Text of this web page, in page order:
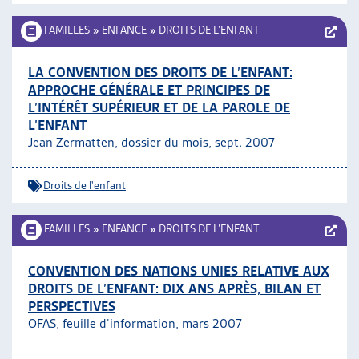
FAMILLES » ENFANCE » DROITS DE L’ENFANT
LA CONVENTION DES DROITS DE L’ENFANT:
APPROCHE GÉNÉRALE ET PRINCIPES DE
L’INTÉRÊT SUPÉRIEUR ET DE LA PAROLE DE
L’ENFANT
Jean Zermatten, dossier du mois, sept. 2007
Droits de l'enfant
FAMILLES » ENFANCE » DROITS DE L’ENFANT
CONVENTION DES NATIONS UNIES RELATIVE AUX
DROITS DE L’ENFANT: DIX ANS APRÈS, BILAN ET
PERSPECTIVES
OFAS, feuille d’information, mars 2007